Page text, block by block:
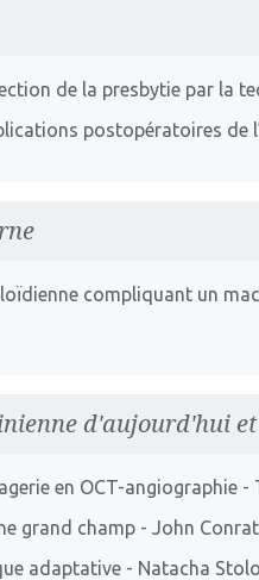
de la presbytie par la
postopératoires de
compliquant un
d'aujourd'hui
en OCT-angiographie -
grand champ - John
adaptative - Natacha